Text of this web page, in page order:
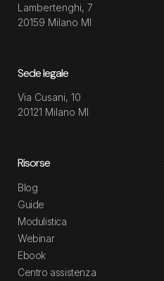
Lambertenghi, 7
20159 Milano MI
Sede legale
Via Cusani, 10
20121 Milano MI
Risorse
Blog
Guide
Modulistica
Webinar
Ebook
Centro assistenza